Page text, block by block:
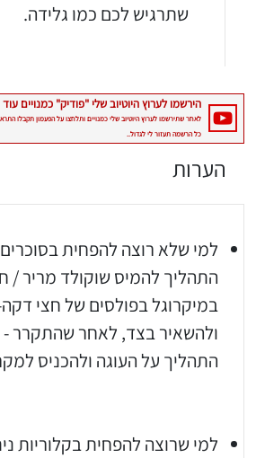
שתרגיש לכם כמו גלידה.
הערות
למי שלא רוצה להפחית
התהליך להמיס שוקולד מריר /
במיקרוגל בפולסים של חצי
ולהשאיר בצד, לאחר שהתקרר -
התהליך על העוגה ולהכניס
למי שרוצה להפחית בקלוריות